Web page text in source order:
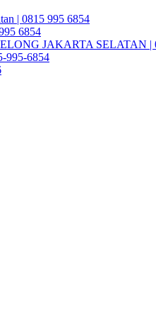
| 0815 995 6854
6854
JAKARTA SELATAN |
995-6854